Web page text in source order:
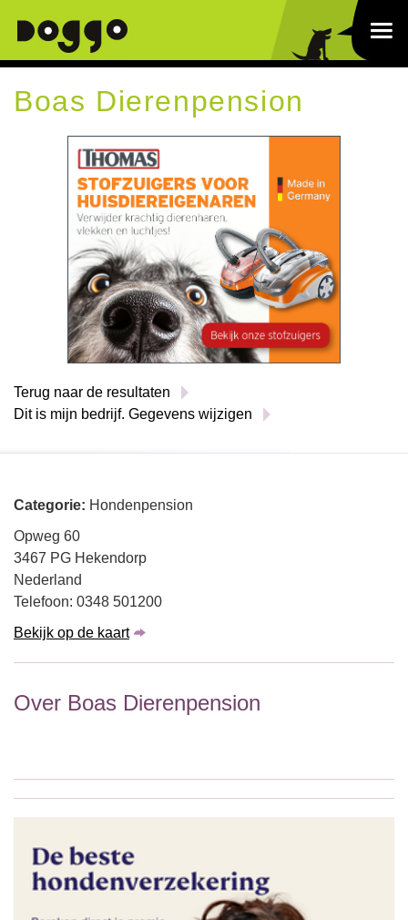
Boas Dierenpension
Terug naar de resultaten
Dit is mijn bedrijf. Gegevens wijzigen
Categorie: Hondenpension
Opweg 60
3467 PG Hekendorp
Nederland
Telefoon: 0348 501200
Bekijk op de kaart
Over Boas Dierenpension